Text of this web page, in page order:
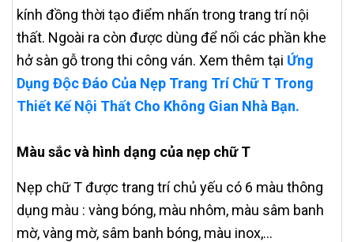
kính đồng thời tạo điểm nhấn trong trang trí nội
thất. Ngoài ra còn được dùng để nối các phần khe
hở sàn gỗ trong thi công ván. Xem thêm tại Ứng
Dụng Độc Đáo Của Nẹp Trang Trí Chữ T Trong
Thiết Kế Nội Thất Cho Không Gian Nhà Bạn.
Màu sắc và hình dạng của nẹp chữ T
Nẹp chữ T được trang trí chủ yếu có 6 màu thông
dụng màu : vàng bóng, màu nhôm, màu sâm banh
mờ, vàng mờ, sâm banh bóng, màu inox,...